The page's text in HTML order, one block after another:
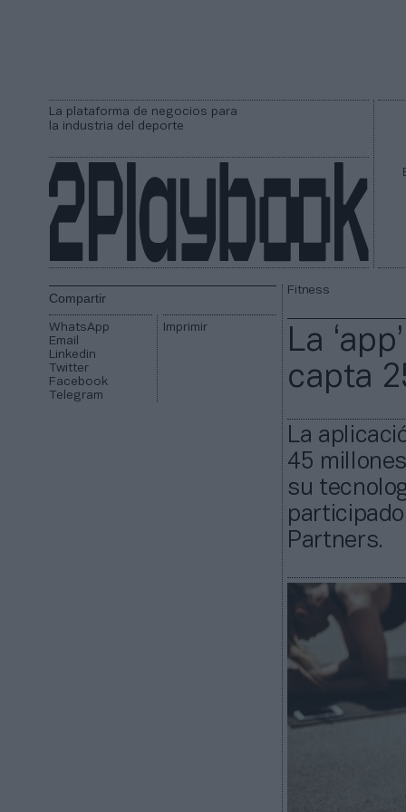
La plataforma de negocios para
la industria del deporte
Compartir
WhatsApp
Email
Linkedin
Twitter
Facebook
Telegram
Imprimir
Fitness
La
capta
La
45
su
Partners.